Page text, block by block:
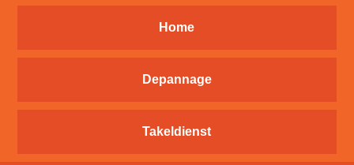
Home
Depannage
Takeldienst